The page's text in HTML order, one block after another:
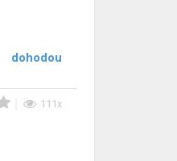
dohodou
111x